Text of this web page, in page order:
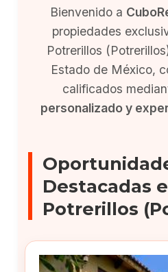
Bienvenido a
propiedades
Potrerillos
Estado de México,
calificados
personalizado y
Destacadas
Potrerillos